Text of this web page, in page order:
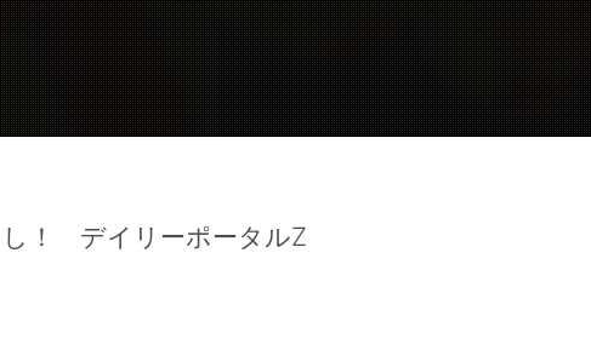
し！ デイリーポータルZ